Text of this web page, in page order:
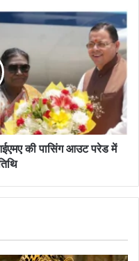
आईएमए की पासिंग आउट परेड में